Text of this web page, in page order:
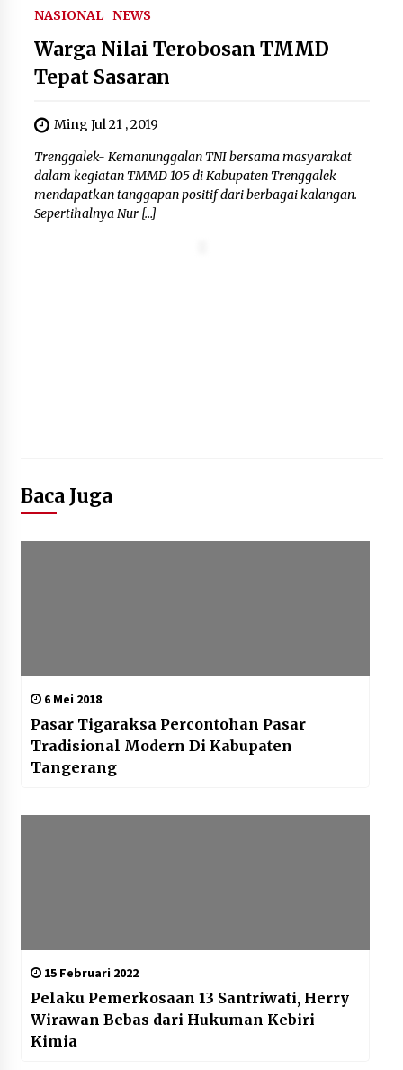
Media Bisa Berdampak Besar
hingga Fatal
6 Agustus 2026
NASIONAL NEWS
Warga Nilai Terobosan TMMD
Tepat Sasaran
Ming Jul 21 , 2019
Trenggalek- Kemanunggalan TNI bersama masyarakat
dalam kegiatan TMMD 105 di Kabupaten Trenggalek
mendapatkan tanggapan positif dari berbagai kalangan.
Sepertihalnya Nur […]
Baca Juga
6 Mei 2018
Pasar Tigaraksa Percontohan Pasar
Tradisional Modern Di Kabupaten
Tangerang
15 Februari 2022
Pelaku Pemerkosaan 13 Santriwati, Herry
Wirawan Bebas dari Hukuman Kebiri
Kimia